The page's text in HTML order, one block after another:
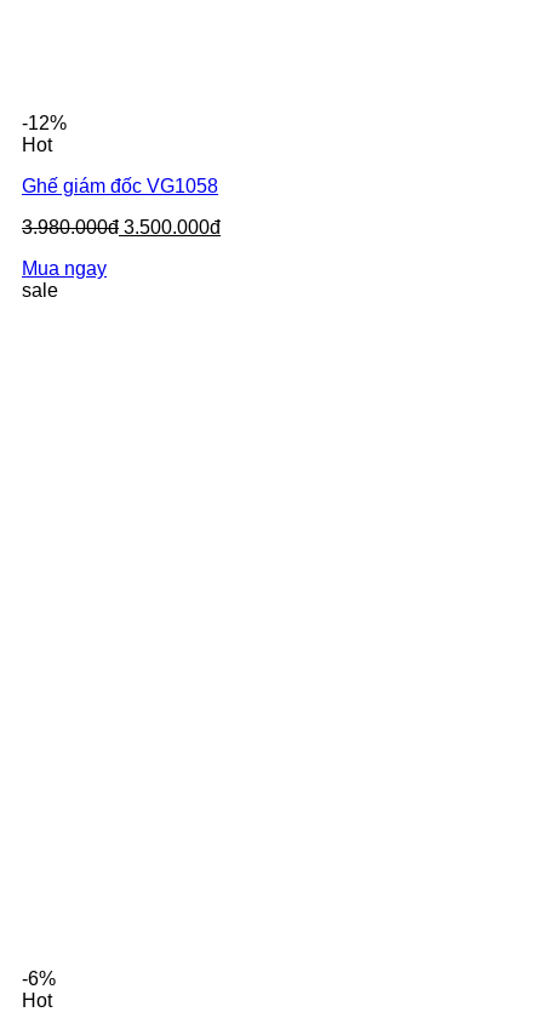
-12%
Hot
Ghế giám đốc VG1058
3.980.000đ 3.500.000đ
Mua ngay
sale
-6%
Hot